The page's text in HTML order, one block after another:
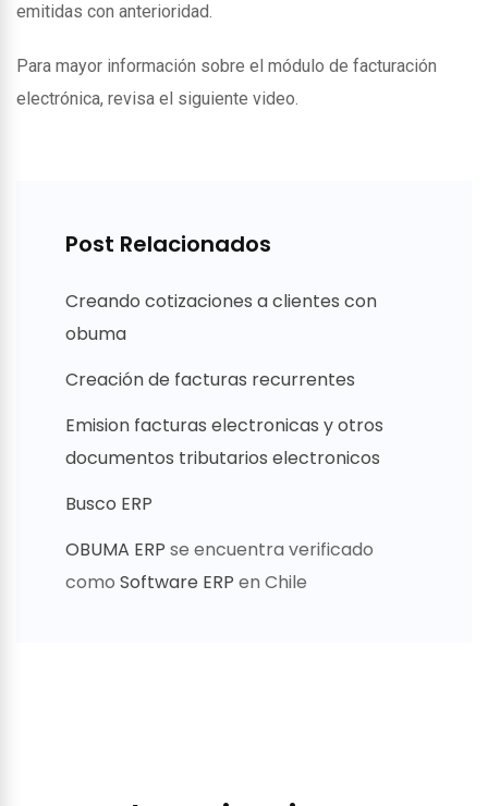
emitidas con anterioridad.
Para mayor información sobre el módulo de facturación
electrónica, revisa el siguiente video.
Post Relacionados
Creando cotizaciones a clientes con
obuma
Creación de facturas recurrentes
Emision facturas electronicas y otros
documentos tributarios electronicos
Busco ERP
OBUMA ERP se encuentra verificado
como Software ERP en Chile